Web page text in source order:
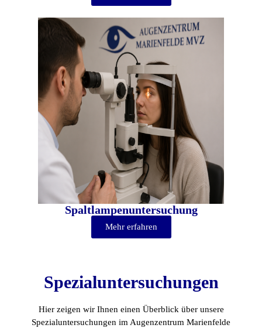
Spaltlampenuntersuchung
Mehr erfahren
Spezialuntersuchungen
Hier zeigen wir Ihnen einen Überblick über unsere
Spezialuntersuchungen im Augenzentrum Marienfelde